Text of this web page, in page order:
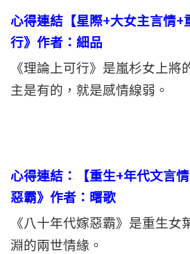
心得連結【星際+大女主言情+
行》作者：細品
《理論上可行》是嵐杉女上將
主是有的，就是感情線弱。
心得連結：【重生+年代文言
惡霸》作者：曙歌
《八十年代嫁惡霸》是重生女
淵的兩世情緣。